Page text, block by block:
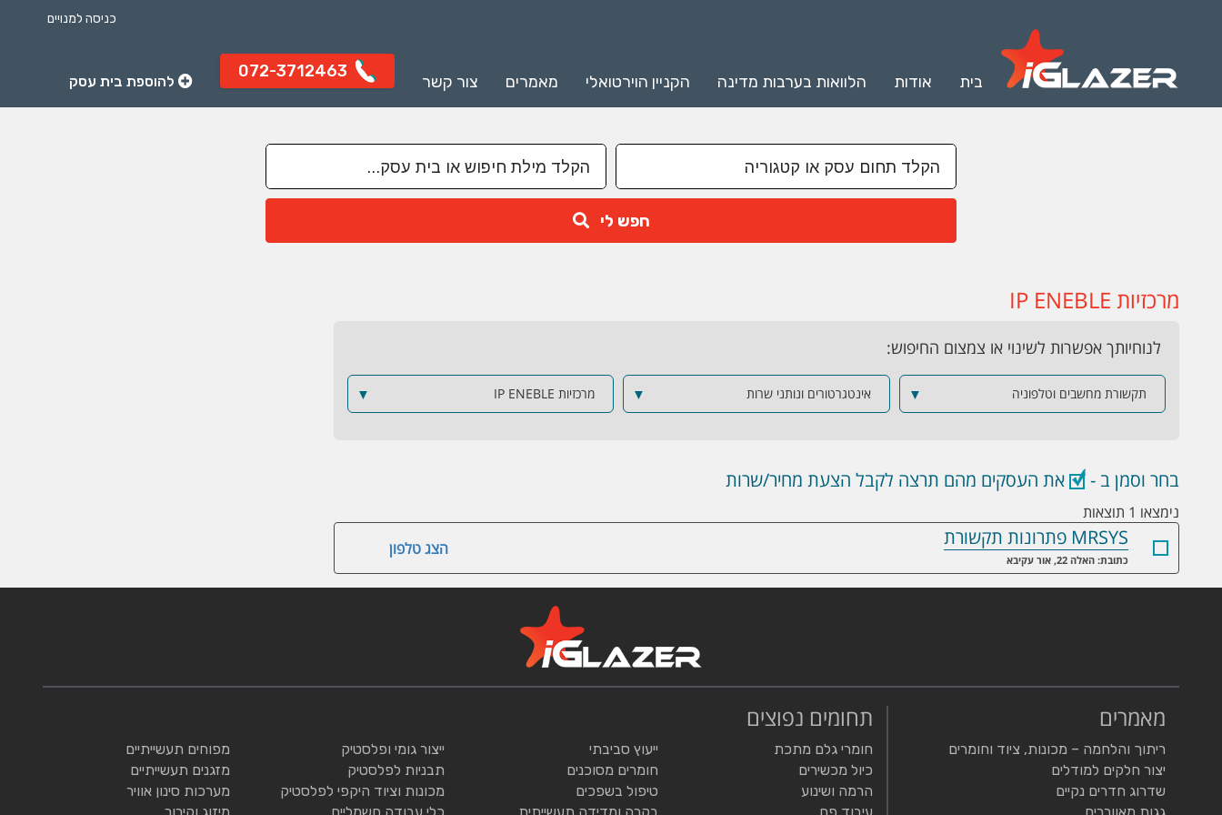
כניסה למנויים
בית אודות הלוואות בערבות מדינה הקניין הוירטואלי מאמרים צור קשר
072-3712463
להוספת בית עסק
חפש לי
מרכזיות IP ENEBLE
לנוחיותך אפשרות לשינוי או צמצום החיפוש:
תקשורת מחשבים וטלפוניה ▼ אינטגרטורים ונותני שרות ▼ מרכזיות IP ENEBLE ▼
בחר וסמן ב - את העסקים מהם תרצה לקבל הצעת מחיר/שרות
נימצאו 1 תוצאות
הצג טלפון
MRSYS פתרונות תקשורת
כתובת: האלה 22, אור עקיבא
מאמרים
ריתוך והלחמה – מכונות, ציוד וחומרים
יצור חלקים למודלים
שדרוג חדרים נקיים
גגות מאווררים
תחומים נפוצים
חומרי גלם מתכת
כיול מכשירים
הרמה ושינוע
עיבוד פח
ייעוץ סביבתי
חומרים מסוכנים
טיפול בשפכים
בקרה ומדידה תעשייתית
ייצור גומי ופלסטיק
תבניות לפלסטיק
מכונות וציוד היקפי לפלסטיק
כלי עבודה חשמליים
מפוחים תעשייתיים
מזגנים תעשייתיים
מערכות סינון אוויר
מיזוג וקירור